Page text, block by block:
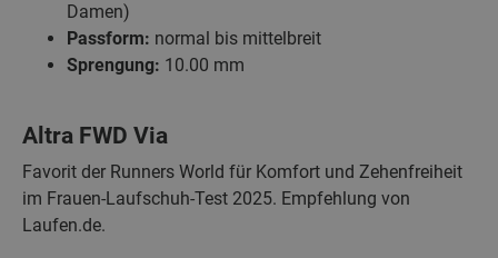
Damen)
Passform: normal bis mittelbreit
Sprengung: 10.00 mm
Altra FWD Via
Favorit der Runners World für Komfort und Zehenfreiheit
im Frauen-Laufschuh-Test 2025. Empfehlung von
Laufen.de.